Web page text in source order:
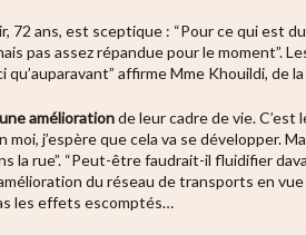
72 ans, est sceptique : “Pour ce qui est
pas assez répandue pour le moment”.
affirme Mme Khouildi, de
améliorationde leur cadre de vie. C’est
moi, j’espère que cela va se développer.
la rue”. “Peut-être faudrait-il fluidifier
du réseau de transports en
les effets escomptés…